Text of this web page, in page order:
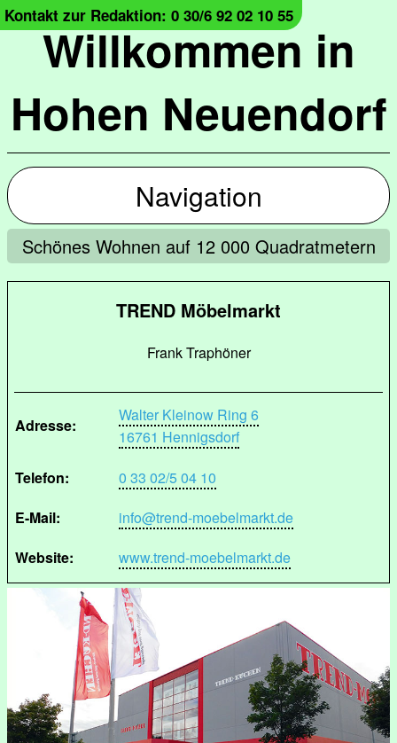
Willkommen in
Hohen Neuendorf
Kontakt zur Redaktion: 0 30/6 92 02 10 55
Navigation
Schönes Wohnen auf 12 000 Quadratmetern
TREND Möbelmarkt
Frank Traphöner
Adresse:
Walter Kleinow Ring 6
16761 Hennigsdorf
Telefon:
0 33 02/5 04 10
E-Mail:
info@trend-moebelmarkt.de
Website:
www.trend-moebelmarkt.de